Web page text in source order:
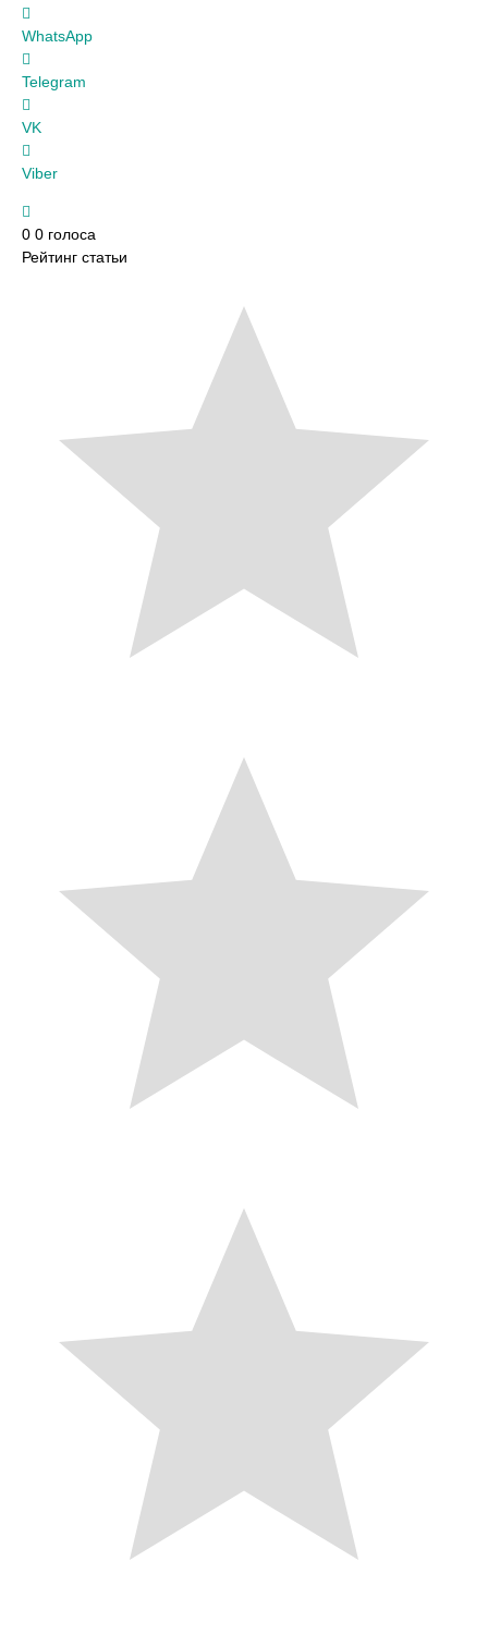
WhatsApp
Telegram
VK
Viber
0 0 голоса
Рейтинг статьи